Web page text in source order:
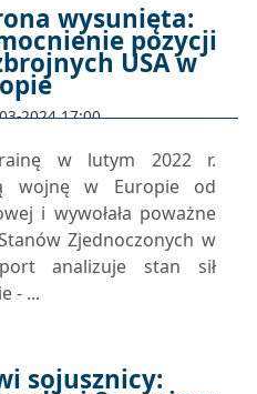
wysunięta:
pozycji
USA w
2024 17:00
w lutym 2022 r.
wojnę w Europie od
i wywołała poważne
Zjednoczonych w
analizuje stan sił
- ...
sojusznicy: